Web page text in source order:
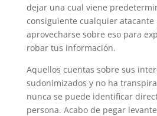
dejar una cual viene
consiguiente cualquier atacante
aprovecharse sobre eso para
robar tus información.
Aquellos cuentas sobre sus
sudonimizados y no ha
nunca se puede identificar
persona. Acabo de pegar